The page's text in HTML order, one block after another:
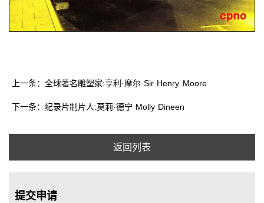
上一条：全球著名雕塑家:亨利·摩尔 Sir Henry Moore
下一条：纪录片制片人:莫莉·德宁 Molly Dineen
返回列表
提交申请